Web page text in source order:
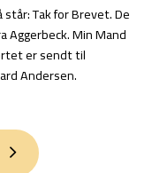
står: Tak for Brevet. De
Aggerbeck. Min Mand
er sendt til
Andersen.